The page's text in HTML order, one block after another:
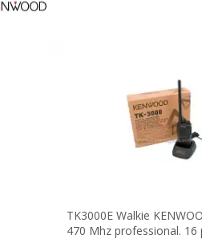
TK3000E Walkie
470 Mhz professional.